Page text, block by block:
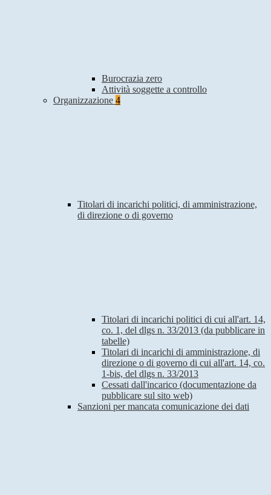
Burocrazia zero
Attività soggette a controllo
Organizzazione 4
Titolari di incarichi politici, di amministrazione,
di direzione o di governo
Titolari di incarichi politici di cui all'art. 14,
co. 1, del dlgs n. 33/2013 (da pubblicare in
tabelle)
Titolari di incarichi di amministrazione, di
direzione o di governo di cui all'art. 14, co.
1-bis, del dlgs n. 33/2013
Cessati dall'incarico (documentazione da
pubblicare sul sito web)
Sanzioni per mancata comunicazione dei dati